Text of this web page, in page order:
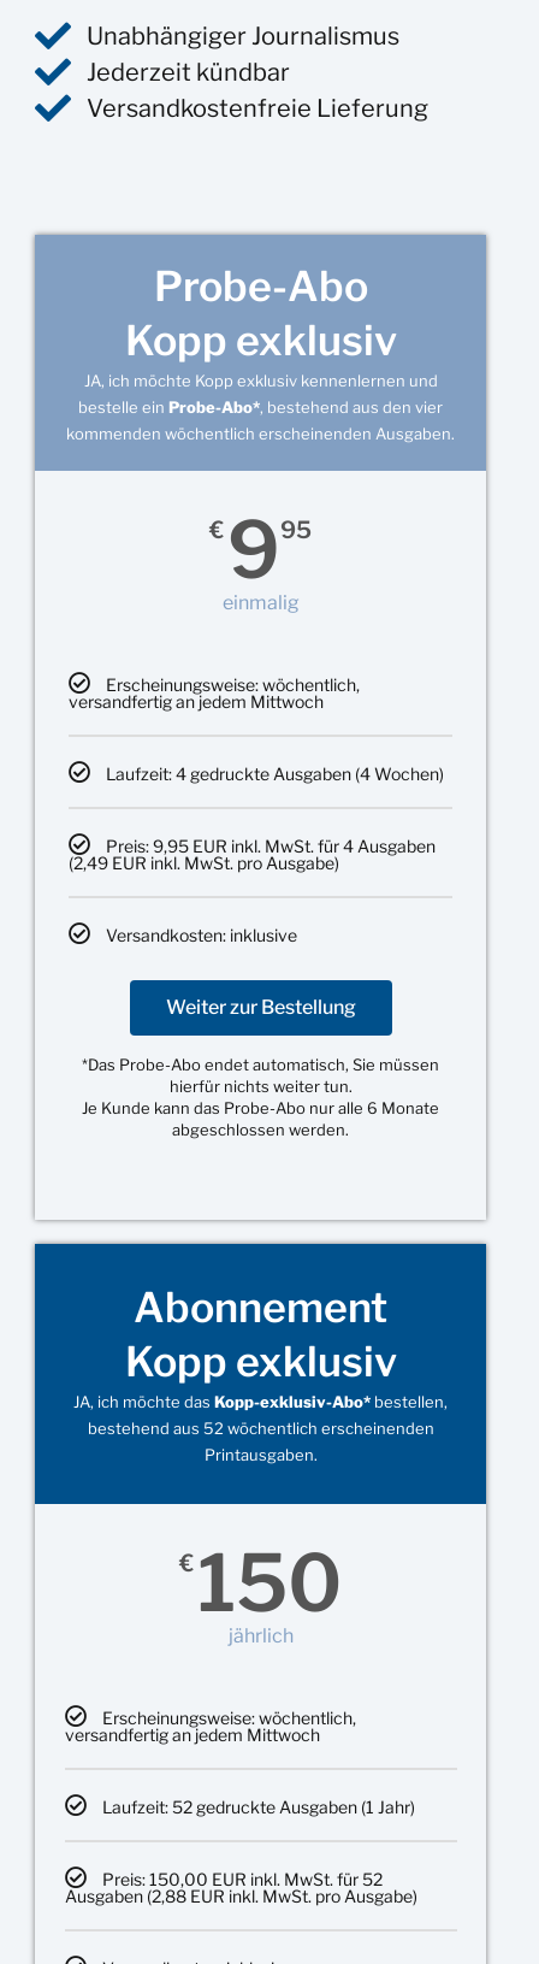
Unabhängiger Journalismus
Jederzeit kündbar
Versandkostenfreie Lieferung
Probe-Abo
Kopp exklusiv
JA, ich möchte Kopp exklusiv kennenlernen und
bestelle einProbe-Abo*, bestehend aus den vier
kommenden wöchentlich erscheinenden Ausgaben.
€ 995
einmalig
Erscheinungsweise: wöchentlich,
versandfertig an jedem Mittwoch
Laufzeit: 4 gedruckte Ausgaben (4 Wochen)
Preis: 9,95 EUR inkl. MwSt. für 4 Ausgaben
(2,49 EUR inkl. MwSt. pro Ausgabe)
Versandkosten: inklusive
Weiter zur Bestellung
*Das Probe-Abo endet automatisch, Sie müssen
hierfür nichts weiter tun.
Je Kunde kann das Probe-Abo nur alle 6 Monate
abgeschlossen werden.
Abonnement
Kopp exklusiv
JA, ich möchte dasKopp-exklusiv-Abo* bestellen,
bestehend aus 52 wöchentlich erscheinenden
Printausgaben.
€ 150
jährlich
Erscheinungsweise: wöchentlich,
versandfertig an jedem Mittwoch
Laufzeit: 52 gedruckte Ausgaben (1 Jahr)
Preis: 150,00 EUR inkl. MwSt. für 52
Ausgaben (2,88 EUR inkl. MwSt. pro Ausgabe)